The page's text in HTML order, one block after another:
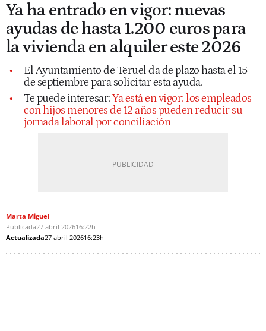
Ya ha entrado en vigor: nuevas
ayudas de hasta 1.200 euros para
la vivienda en alquiler este 2026
El Ayuntamiento de Teruel da de plazo hasta el 15
de septiembre para solicitar esta ayuda.
Te puede interesar:Ya está en vigor: los empleados
con hijos menores de 12 años pueden reducir su
jornada laboral por conciliación
Marta Miguel
Publicada27 abril 202616:22h
Actualizada27 abril 202616:23h